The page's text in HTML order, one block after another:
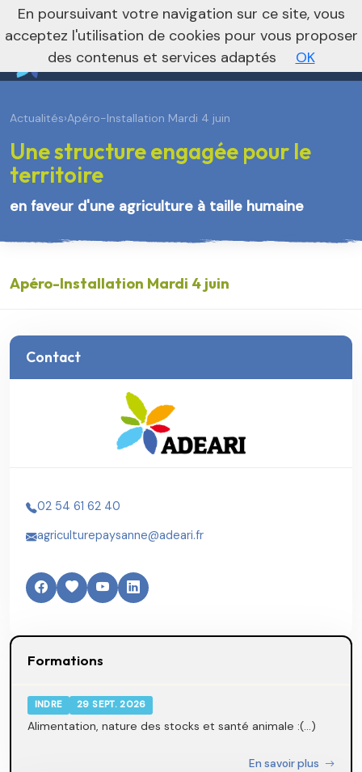
Vers le site régional Vers le site national
Actualités›Apéro-Installation Mardi 4 juin
Une structure engagée pour le
territoire
en faveur d'une agriculture à taille humaine
Apéro-Installation Mardi 4 juin
Contact
02 54 61 62 40
agriculturepaysanne@adeari.fr
Formations
INDRE 29 SEPT. 2026
Alimentation, nature des stocks et santé animale :(...)
En savoir plus
En poursuivant votre navigation sur ce site, vous
acceptez l'utilisation de cookies pour vous proposer
des contenus et services adaptés
OK